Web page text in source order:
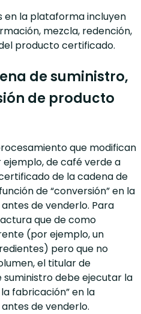
en la plataforma incluyen
mezcla, redención,
producto certificado.
de suministro,
de producto
que modifican
de café verde a
de la cadena de
de “conversión” en la
de venderlo. Para
que de como
(por ejemplo, un
pero que no
el titular de
debe ejecutar la
fabricación” en la
de venderlo.